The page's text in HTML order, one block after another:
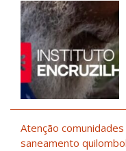
Atenção
saneamento